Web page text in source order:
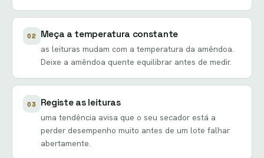
02 Meça a temperatura constante
as leituras mudam com a temperatura da amêndoa.
Deixe a amêndoa quente equilibrar antes de medir.
03 Registe as leituras
uma tendência avisa que o seu secador está a
perder desempenho muito antes de um lote falhar
abertamente.